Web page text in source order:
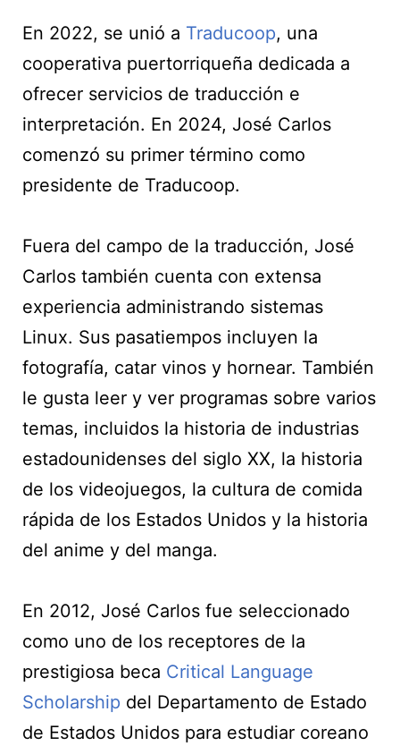
En 2022, se unió a Traducoop, una
cooperativa puertorriqueña dedicada a
ofrecer servicios de traducción e
interpretación. En 2024, José Carlos
comenzó su primer término como
presidente de Traducoop.
Fuera del campo de la traducción, José
Carlos también cuenta con extensa
experiencia administrando sistemas
Linux. Sus pasatiempos incluyen la
fotografía, catar vinos y hornear. También
le gusta leer y ver programas sobre varios
temas, incluidos la historia de industrias
estadounidenses del siglo XX, la historia
de los videojuegos, la cultura de comida
rápida de los Estados Unidos y la historia
del anime y del manga.
En 2012, José Carlos fue seleccionado
como uno de los receptores de la
prestigiosa beca Critical Language
Scholarship del Departamento de Estado
de Estados Unidos para estudiar coreano